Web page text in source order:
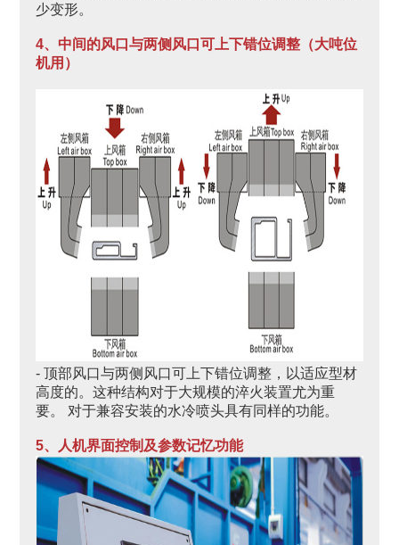
少变形。
4、中间的风口与两侧风口可上下错位调整（大吨位
机用）
- 顶部风口与两侧风口可上下错位调整，以适应型材
高度的。这种结构对于大规模的淬火装置尤为重
要。 对于兼容安装的水冷喷头具有同样的功能。
5、人机界面控制及参数记忆功能